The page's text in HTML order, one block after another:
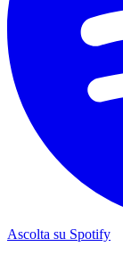
Ascolta su Spotify